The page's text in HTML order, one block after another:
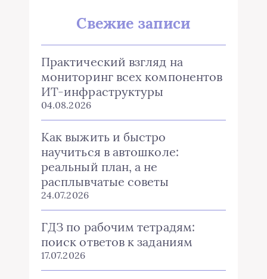
Свежие записи
Практический взгляд на
мониторинг всех компонентов
ИТ-инфраструктуры
04.08.2026
Как выжить и быстро
научиться в автошколе:
реальный план, а не
расплывчатые советы
24.07.2026
ГДЗ по рабочим тетрадям:
поиск ответов к заданиям
17.07.2026